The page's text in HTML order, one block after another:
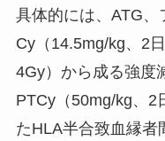
具体的には、 ATG、
Cy（ 14.5mg/kg、 2
4Gy）から成る強度
PTCy（ 50mg/kg、 2
たHLA半合致血縁者